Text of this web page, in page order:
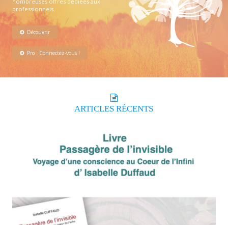
professionnels.
Découvrir
Pro : Connectez-vous !
ARTICLES RÉCENTS